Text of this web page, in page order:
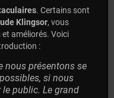
. Certains sont
Klingsor, vous
améliorés. Voici
:
nous présentons se
si nous
public. Le grand